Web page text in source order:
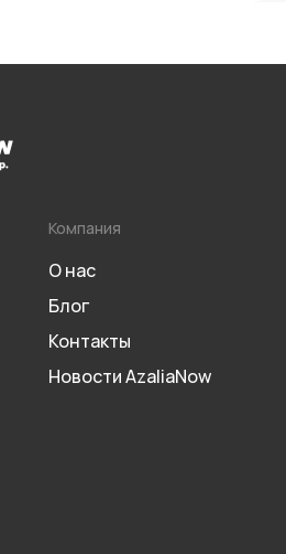
Компания
О нас
Блог
Контакты
Новости AzaliaNow